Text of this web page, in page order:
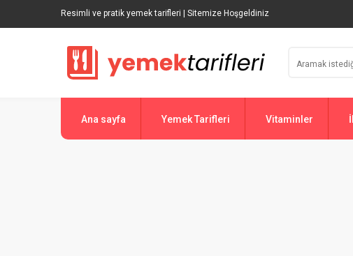
Resimli ve pratik yemek tarifleri | Sitemize Hoşgeldiniz
Ana sayfa Yemek Tarifleri Vitaminler